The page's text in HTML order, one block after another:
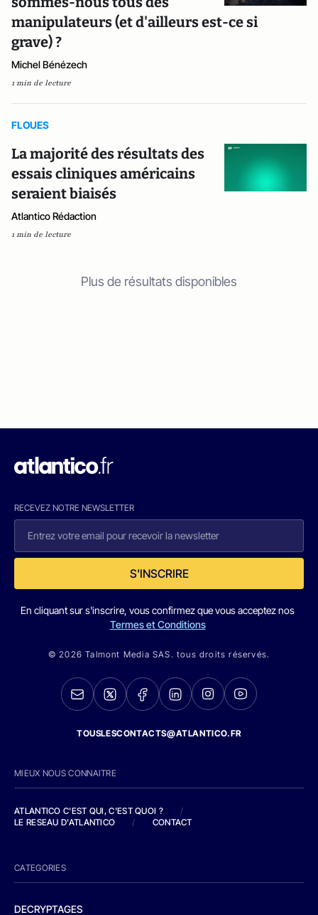
manipulateurs (et d'ailleurs est-ce si
grave) ?
Michel Bénézech
1 min de lecture
FLOUES
La majorité des résultats des
essais cliniques américains
seraient biaisés
Atlantico Rédaction
1 min de lecture
Plus de résultats disponibles
RECEVEZ NOTRE NEWSLETTER
S'INSCRIRE
En cliquant sur s'inscrire, vous confirmez que vous acceptez nos
Termes et Conditions
© 2026 Talmont Media SAS. tous droits réservés.
TOUSLESCONTACTS@ATLANTICO.FR
MIEUX NOUS CONNAITRE
ATLANTICO C'EST QUI, C'EST QUOI ?
/
LE RESEAU D'ATLANTICO
/ CONTACT
CATEGORIES
DECRYPTAGES